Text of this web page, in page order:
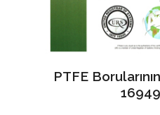
PTFE